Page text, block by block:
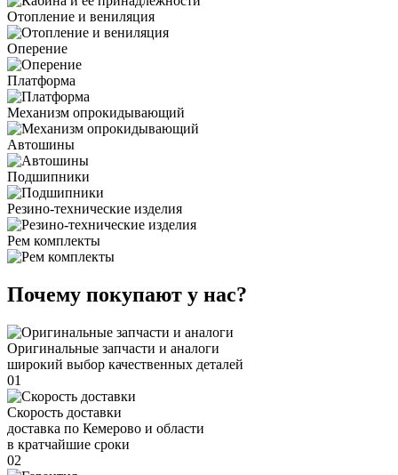
Отопление и вениляция
Оперение
Платформа
Механизм опрокидывающий
Автошины
Подшипники
Резино-технические изделия
Рем комплекты
Почему покупают у нас?
Оригинальные запчасти и аналоги
широкий выбор качественных деталей
01
Скорость доставки
доставка по Кемерово и области
в кратчайшие сроки
02